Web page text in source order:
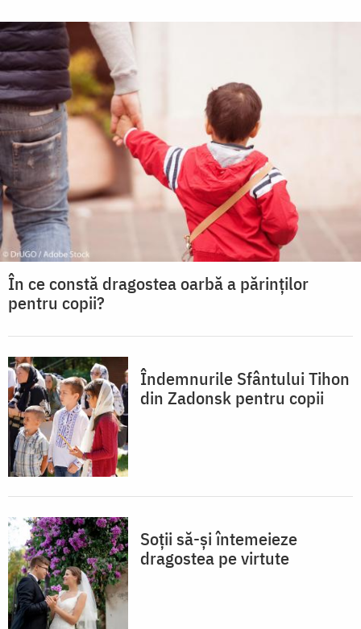
În ce constă dragostea oarbă a părinților
pentru copii?
Îndemnurile Sfântului Tihon
din Zadonsk pentru copii
Soții să-și întemeieze
dragostea pe virtute